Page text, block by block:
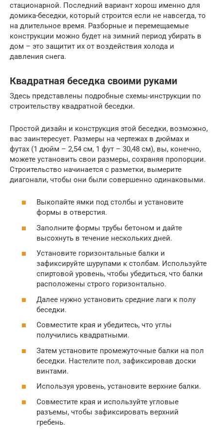
стационарной. Последний вариант хорош именно для
домика-беседки, который строится если не навсегда, то
на длительное время. Разборные и перемещаемые
конструкции можно будет на зимний период убирать в
дом – это защитит их от воздействия холода и
давления снега.
Квадратная беседка своими руками
Здесь представлены подробные схемы-инструкции по
строительству квадратной беседки.
Простой дизайн и конструкция этой беседки, возможно,
вас заинтересует. Размеры на чертежах в дюймах и
футах (1 дюйм – 2,54 см, 1 фут – 30,48 см), вы, конечно,
можете установить свои размеры, сохраняя пропорции.
Строительство начинается с разметки, вымерите
диагонали, чтобы они были совершенно одинаковыми.
Выкопайте ямки под столбы и установите
формы в отверстия.
Заполните формы трубы бетоном и дайте
высохнуть в течение нескольких дней.
Установите горизонтальные балки и
зафиксируйте шурупами к столбам. Используйте
спиртовой уровень, чтобы убедиться, что балки
расположены строго горизонтально.
Далее нужно установить средние лаги к полу
беседки.
Совместите края и убедитесь, что углы
получились квадратными.
Затем установите промежуточные балки на пол
беседки. Настелите пол, зафиксировав доски
винтами.
Используя уровень, установите верхние балки.
Совместите края и используйте угловые
разъемы, чтобы зафиксировать верхний
гребень.